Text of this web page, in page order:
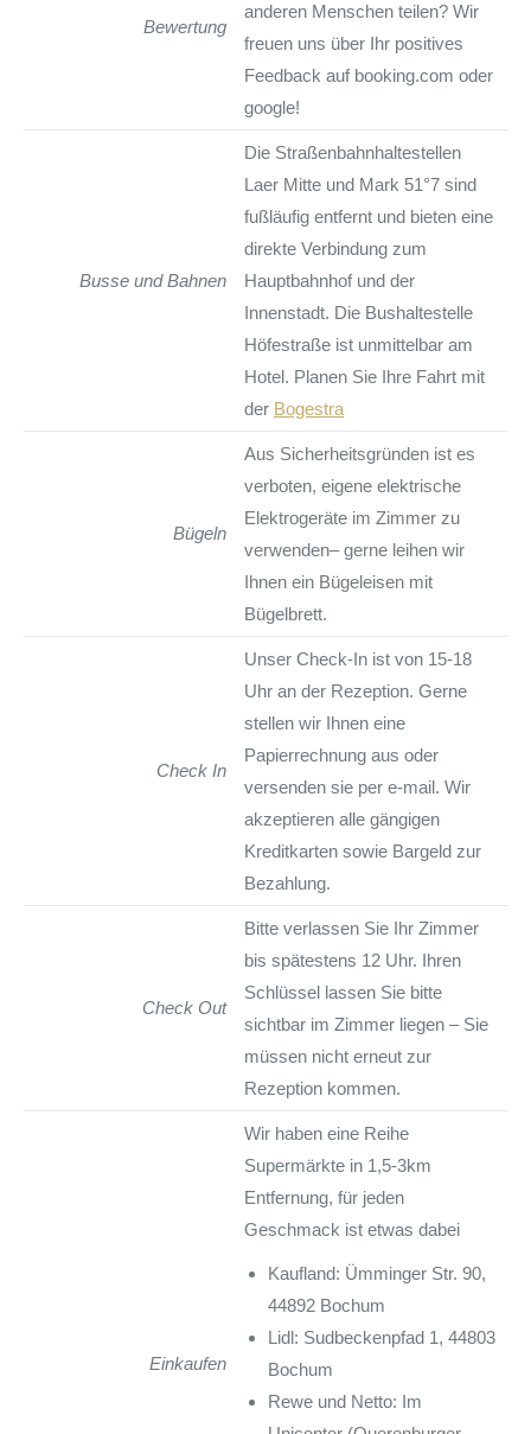
Bewertung
anderen Menschen teilen? Wir
freuen uns über Ihr positives
Feedback auf booking.com oder
google!
Busse und Bahnen
Die Straßenbahnhaltestellen
Laer Mitte und Mark 51°7 sind
fußläufig entfernt und bieten eine
direkte Verbindung zum
Hauptbahnhof und der
Innenstadt. Die Bushaltestelle
Höfestraße ist unmittelbar am
Hotel. Planen Sie Ihre Fahrt mit
der Bogestra
Bügeln
Aus Sicherheitsgründen ist es
verboten, eigene elektrische
Elektrogeräte im Zimmer zu
verwenden– gerne leihen wir
Ihnen ein Bügeleisen mit
Bügelbrett.
Check In
Unser Check-In ist von 15-18
Uhr an der Rezeption. Gerne
stellen wir Ihnen eine
Papierrechnung aus oder
versenden sie per e-mail. Wir
akzeptieren alle gängigen
Kreditkarten sowie Bargeld zur
Bezahlung.
Check Out
Bitte verlassen Sie Ihr Zimmer
bis spätestens 12 Uhr. Ihren
Schlüssel lassen Sie bitte
sichtbar im Zimmer liegen – Sie
müssen nicht erneut zur
Rezeption kommen.
Einkaufen
Wir haben eine Reihe
Supermärkte in 1,5-3km
Entfernung, für jeden
Geschmack ist etwas dabei
Kaufland: Ümminger Str. 90,
44892 Bochum
Lidl: Sudbeckenpfad 1, 44803
Bochum
Rewe und Netto: Im